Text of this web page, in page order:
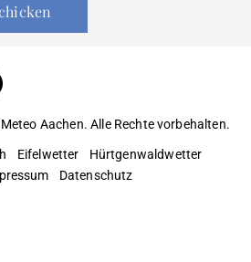
Aachen. Alle Rechte vorbehalten.
Eifelwetter
Hürtgenwaldwetter
Datenschutz